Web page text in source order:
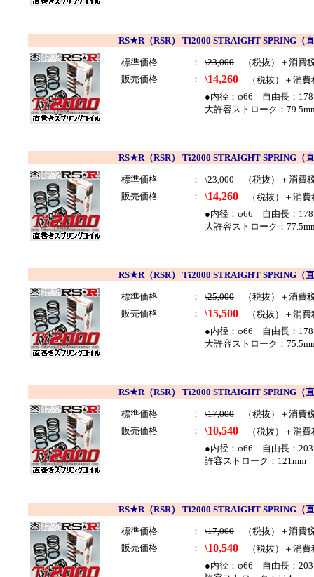
RS★R（RSR） Ti2000 STRAIGHT SPRING
標準価格 ： \23,000 （税抜）＋消費
販売価格
： \14,260 （税抜）＋消費
●内径：φ66 自由長：
大許容ストローク：
RS★R（RSR） Ti2000 STRAIGHT SPRING
標準価格 ： \23,000 （税抜）＋消費
販売価格
： \14,260 （税抜）＋消費
●内径：φ66 自由長：
大許容ストローク：
RS★R（RSR） Ti2000 STRAIGHT SPRING
標準価格 ： \25,000 （税抜）＋消費
販売価格
： \15,500 （税抜）＋消費
●内径：φ66 自由長：
大許容ストローク：
RS★R（RSR） Ti2000 STRAIGHT SPRING
標準価格 ： \17,000 （税抜）＋消費
販売価格
： \10,540 （税抜）＋消費
●内径：φ66 自由長：
許容ストローク：121mm
RS★R（RSR） Ti2000 STRAIGHT SPRING
標準価格 ： \17,000 （税抜）＋消費
販売価格
： \10,540 （税抜）＋消費
●内径：φ66 自由長：